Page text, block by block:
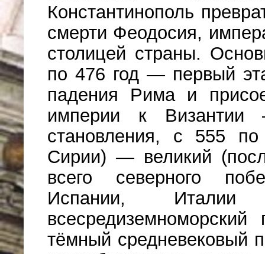
Константинополь
смерти Феодосия,
столицей страны.
по 476 год — первый
падения Рима и
империи к Византии
становления, с 555
Сирии) — великий
всего северного
Испании,
тёмный средневековый